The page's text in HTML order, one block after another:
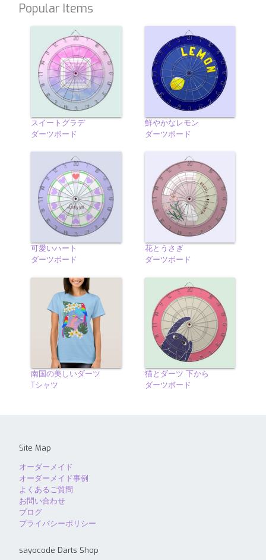
Popular Items
スイートグラデ
ダーツボード
鮮やかなレモン
ダーツボード
可愛いハート
ダーツボード
花とうさぎ
ダーツボード
南国の美しいダーツ
Tシャツ
猫とダーツ 下から
ダーツボード
Site Map
オーダーメイド
オーダーメイド事例
よくあるご質問
お問い合わせ
ブログ
プライバシーポリシー
sayocode Darts Shop